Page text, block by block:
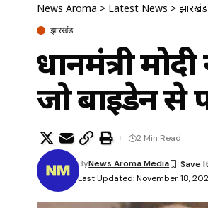
News Aroma > Latest News > झारखंड
झारखंड
प्रधानमंत्री
जो बाइडेन से
Last Updated: November 18,
ByNews Aroma Media
2 Min Read